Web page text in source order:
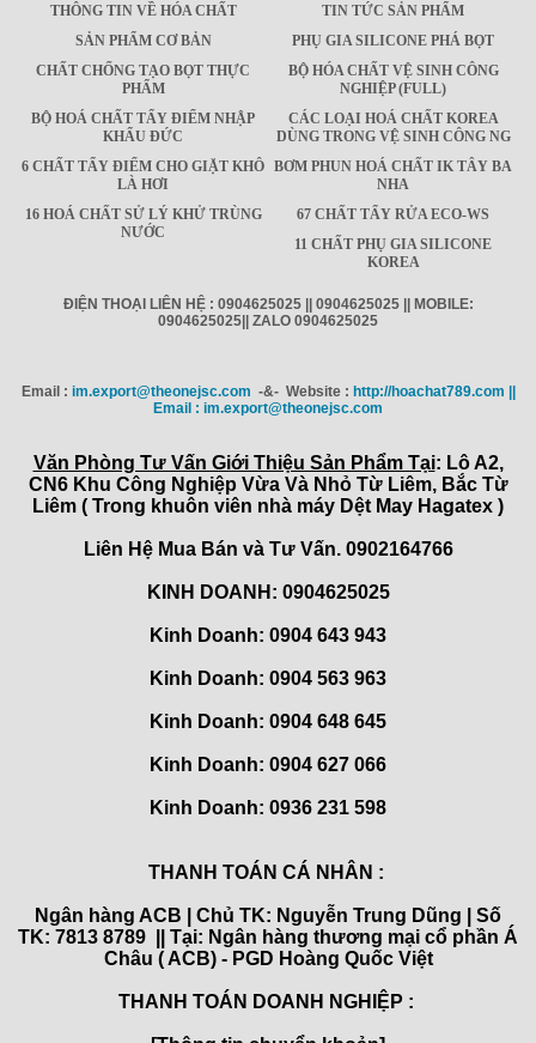
THÔNG TIN VỀ HÓA CHẤT
TIN TỨC SẢN PHẨM
SẢN PHẨM CƠ BẢN
PHỤ GIA SILICONE PHÁ BỌT
CHẤT CHỐNG TẠO BỌT THỰC
PHẨM
BỘ HÓA CHẤT VỆ SINH CÔNG
NGHIỆP (FULL)
BỘ HOÁ CHẤT TẨY ĐIỂM NHẬP
KHẨU ĐỨC
CÁC LOẠI HOÁ CHẤT KOREA
DÙNG TRONG VỆ SINH CÔNG NG
6 CHẤT TẨY ĐIỂM CHO GIẶT KHÔ
LÀ HƠI
BƠM PHUN HOÁ CHẤT IK TÂY BA
NHA
16 HOÁ CHẤT SỬ LÝ KHỬ TRÙNG
NƯỚC
67 CHẤT TẨY RỬA ECO-WS
11 CHẤT PHỤ GIA SILICONE
KOREA
ĐIỆN THOẠI LIÊN HỆ : 0904625025 || 0904625025 || MOBILE:
0904625025|| ZALO 0904625025
Email : im.export@theonejsc.com -&- Website : http://hoachat789.com ||
Email : im.export@theonejsc.com
Văn Phòng Tư Vấn Giới Thiệu Sản Phẩm Tại: Lô A2,
CN6 Khu Công Nghiệp Vừa Và Nhỏ Từ Liêm, Bắc Từ
Liêm ( Trong khuôn viên nhà máy Dệt May Hagatex )
Liên Hệ Mua Bán và Tư Vấn. 0902164766
KINH DOANH: 0904625025
Kinh Doanh: 0904 643 943
Kinh Doanh: 0904 563 963
Kinh Doanh: 0904 648 645
Kinh Doanh: 0904 627 066
Kinh Doanh: 0936 231 598
THANH TOÁN CÁ NHÂN :
Ngân hàng ACB | Chủ TK: Nguyễn Trung Dũng | Số
TK: 7813 8789 || Tại: Ngân hàng thương mại cổ phần Á
Châu ( ACB) - PGD Hoàng Quốc Việt
THANH TOÁN DOANH NGHIỆP :